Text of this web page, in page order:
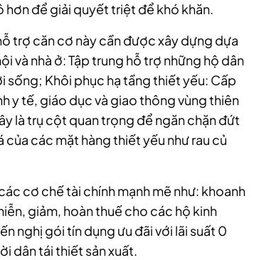
hơn để giải quyết triệt để khó khăn.
trợ căn cơ này cần được xây dựng dựa
và nhà ở: Tập trung hỗ trợ những hộ dân
sống; Khôi phục hạ tầng thiết yếu: Cấp
y tế, giáo dục và giao thông vùng thiên
là trụ cột quan trọng để ngăn chặn đứt
các mặt hàng thiết yếu như rau củ
cơ chế tài chính mạnh mẽ như: khoanh
giảm, hoàn thuế cho các hộ kinh
nghị gói tín dụng ưu đãi với lãi suất 0
dân tái thiết sản xuất.